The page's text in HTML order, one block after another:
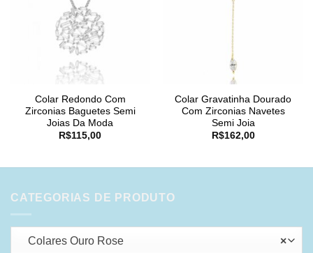
Colar Redondo Com
Zirconias Baguetes Semi
Joias Da Moda
R$115,00
Colar Gravatinha Dourado
Com Zirconias Navetes
Semi Joia
R$162,00
CATEGORIAS DE PRODUTO
×
Colares Ouro Rose